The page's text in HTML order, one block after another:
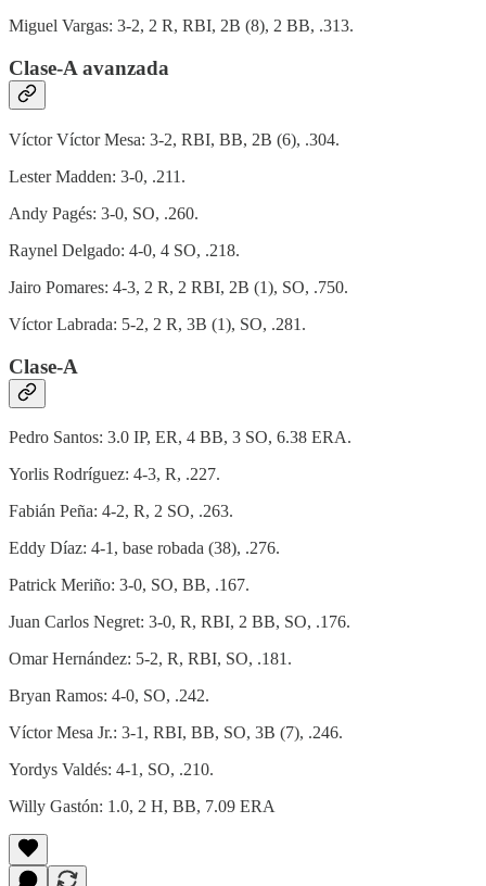
Miguel Vargas: 3-2, 2 R, RBI, 2B (8), 2 BB, .313.
Clase-A avanzada
Víctor Víctor Mesa: 3-2, RBI, BB, 2B (6), .304.
Lester Madden: 3-0, .211.
Andy Pagés: 3-0, SO, .260.
Raynel Delgado: 4-0, 4 SO, .218.
Jairo Pomares: 4-3, 2 R, 2 RBI, 2B (1), SO, .750.
Víctor Labrada: 5-2, 2 R, 3B (1), SO, .281.
Clase-A
Pedro Santos: 3.0 IP, ER, 4 BB, 3 SO, 6.38 ERA.
Yorlis Rodríguez: 4-3, R, .227.
Fabián Peña: 4-2, R, 2 SO, .263.
Eddy Díaz: 4-1, base robada (38), .276.
Patrick Meriño: 3-0, SO, BB, .167.
Juan Carlos Negret: 3-0, R, RBI, 2 BB, SO, .176.
Omar Hernández: 5-2, R, RBI, SO, .181.
Bryan Ramos: 4-0, SO, .242.
Víctor Mesa Jr.: 3-1, RBI, BB, SO, 3B (7), .246.
Yordys Valdés: 4-1, SO, .210.
Willy Gastón: 1.0, 2 H, BB, 7.09 ERA